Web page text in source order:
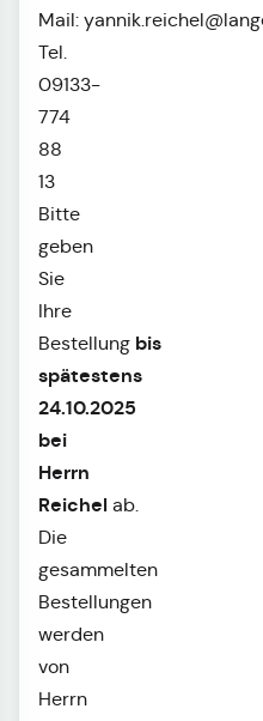
Mail:
Tel.
09133-
774
88
13
Bitte
geben
Sie
Ihre
Bestellung bis
spätestens
24.10.2025
bei
Herrn
Reichel ab.
Die
gesammelten
Bestellungen
werden
von
Herrn